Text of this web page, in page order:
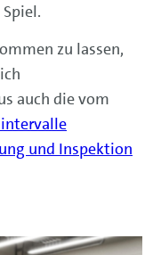
zu lassen,
auch die vom
und Inspektion